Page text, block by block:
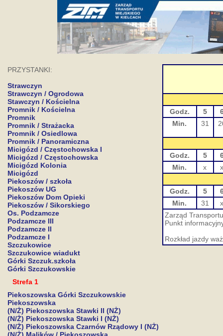
PRZYSTANKI:
Strawczyn
Strawczyn / Ogrodowa
Stawczyn / Kościelna
Promnik / Kościelna
Promnik
Promnik / Strażacka
Promnik / Osiedlowa
Promnik / Panoramiczna
Micigózd / Częstochowska I
Micigózd / Częstochowska
Micigózd Kolonia
Micigózd
Piekoszów / szkoła
Piekoszów UG
Piekoszów Dom Opieki
Piekoszów / Sikorskiego
Os. Podzamcze
Podzamcze III
Podzamcze II
Podzamcze I
Szczukowice
Szczukowice wiadukt
Górki Szczuk.szkoła
Górki Szczukowskie
Strefa 1
Piekoszowska Górki Szczukowskie
Piekoszowska
(N/Ż) Piekoszowska Stawki II (NŻ)
(N/Ż) Piekoszowska Stawki I (NŻ)
(N/Ż) Piekoszowska Czarnów Rządowy I (NŻ)
Godz. 5
Min.
31
Godz. 5
Min.
x x
Godz. 5
Min.
31
x
Zarząd
Punkt
Rozkład jazdy